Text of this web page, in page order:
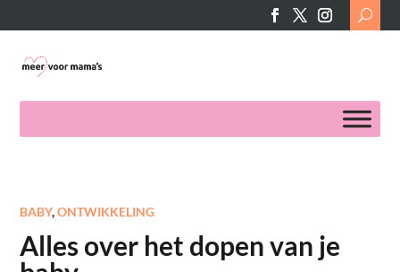
Search
for:
BABY,ONTWIKKELING
Alles over het dopen van je